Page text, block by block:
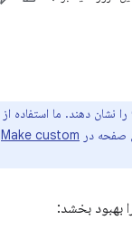
در حال بازسازی هستند تا نحوه انجام وظایف با Compose را نشان دهند. ما استفاده از
Make custom
بهبود بخشد: